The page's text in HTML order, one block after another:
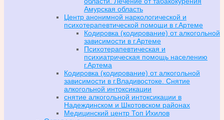
Амурская область
Центр анонимной наркологической и
психотерапевтической помощи в г.Артеме
Кодировка (кодирование) от алкогольной
зависимости в г.Артеме
Психотерапевтическая и
психиатрическая помощь населению
г.Артема
Кодировка (кодирование) от алкогольной
зависимости в г.Владивостоке. Снятие
алкогольной интоксикации
снятие алкогольной интоксикации в
Надеждинском и Шкотовском районах
Медицинский центр Топ Ихилов